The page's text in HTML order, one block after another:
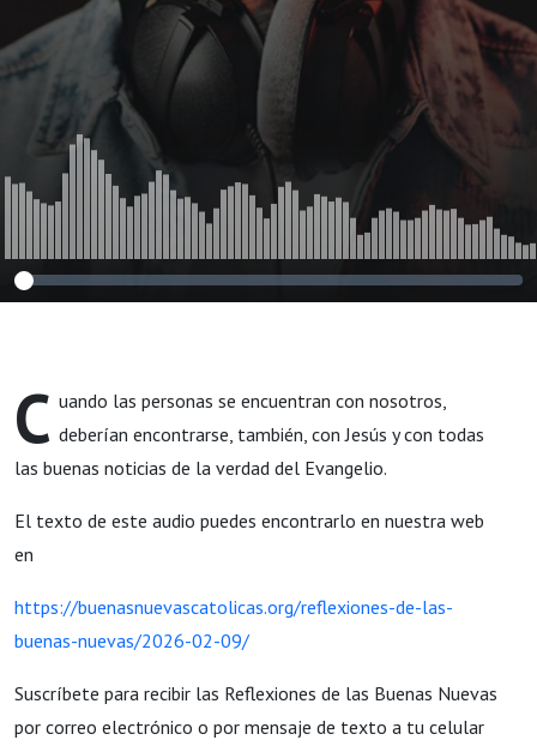
C uando las personas se encuentran con nosotros,
deberían encontrarse, también, con Jesús y con todas
las buenas noticias de la verdad del Evangelio.
El texto de este audio puedes encontrarlo en nuestra web
en
https://buenasnuevascatolicas.org/reflexiones-de-las-
buenas-nuevas/2026-02-09/
Suscríbete para recibir las Reflexiones de las Buenas Nuevas
por correo electrónico o por mensaje de texto a tu celular